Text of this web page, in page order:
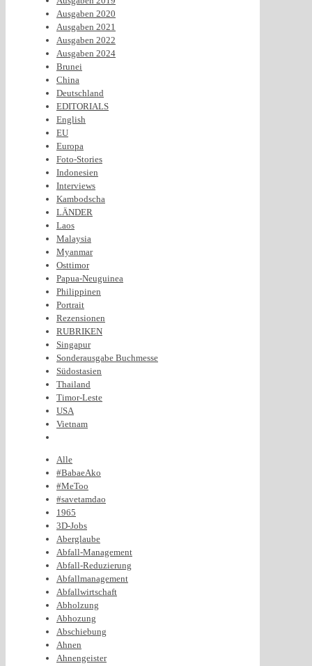
Ausgaben 2020
Ausgaben 2021
Ausgaben 2022
Ausgaben 2024
Brunei
China
Deutschland
EDITORIALS
English
EU
Europa
Foto-Stories
Indonesien
Interviews
Kambodscha
LÄNDER
Laos
Malaysia
Myanmar
Osttimor
Papua-Neuguinea
Philippinen
Portrait
Rezensionen
RUBRIKEN
Singapur
Sonderausgabe Buchmesse
Südostasien
Thailand
Timor-Leste
USA
Vietnam
Alle
#BabaeAko
#MeToo
#savetamdao
1965
3D-Jobs
Aberglaube
Abfall-Management
Abfall-Reduzierung
Abfallmanagement
Abfallwirtschaft
Abholzung
Abhozung
Abschiebung
Ahnen
Ahnengeister